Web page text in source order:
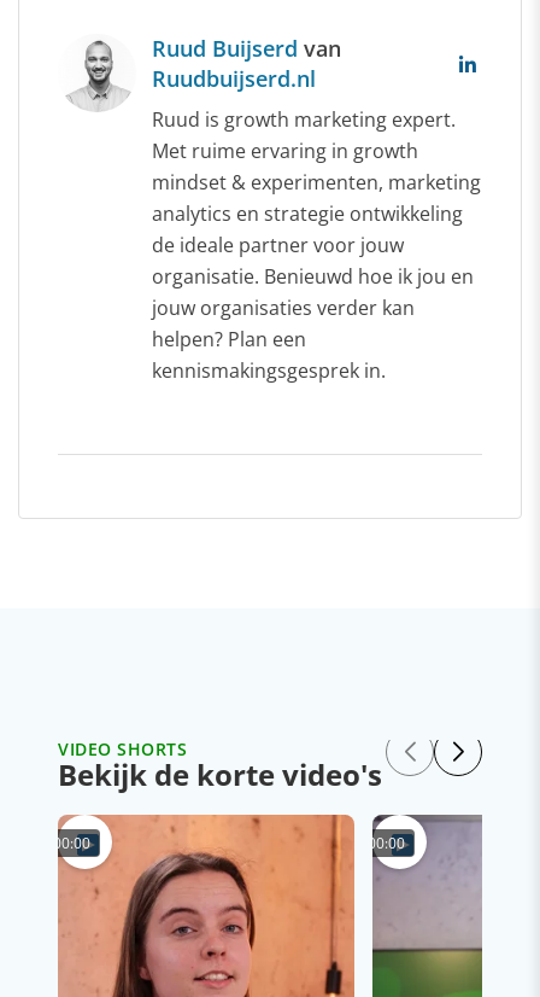
Ruud Buijserd van
Ruudbuijserd.nl
Ruud is growth marketing expert.
Met ruime ervaring in growth
mindset & experimenten, marketing
analytics en strategie ontwikkeling
de ideale partner voor jouw
organisatie. Benieuwd hoe ik jou en
jouw organisaties verder kan
helpen? Plan een
kennismakingsgesprek in.
VIDEO SHORTS
Bekijk de korte video's
00:00 00:00